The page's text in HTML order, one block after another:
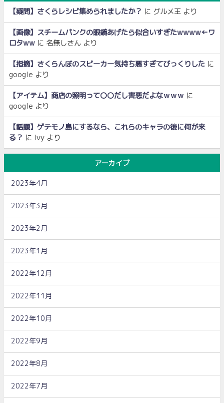
【疑問】さくらレシピ集められましたか？ に グルメ王 より
【画像】スチームパンクの眼鏡あげたら似合いすぎたwwww←ワ
ロタww に 名無しさん より
【指摘】さくらんぼのスピーカー気持ち悪すぎてびっくりした に
google より
【アイテム】商店の照明って〇〇だし害悪だよなｗｗｗ に
google より
【話題】ゲテモノ島にするなら、これらのキャラの後に何が来
る？ に Ivy より
アーカイブ
2023年4月
2023年3月
2023年2月
2023年1月
2022年12月
2022年11月
2022年10月
2022年9月
2022年8月
2022年7月